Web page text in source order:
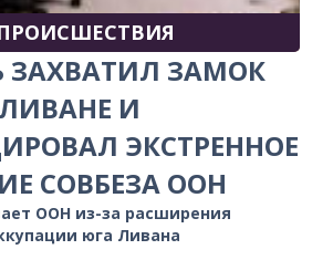
ЗАХВАТИЛ ЗАМОК
И
ЭКСТРЕННОЕ
СОВБЕЗА ООН
ООН из-за расширения
юга Ливана